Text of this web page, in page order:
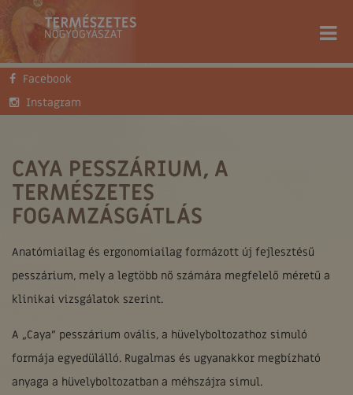
Facebook
Instagram
FŐOLDAL
CAYA PESSZÁRIUM, A TERMÉSZETES FOGAMZÁSGÁTLÁS
CAYA PESSZÁRIUM, A
TERMÉSZETES
FOGAMZÁSGÁTLÁS
Anatómiailag és ergonomiailag formázott új fejlesztésű
pesszárium, mely a legtöbb nő számára megfelelő méretű a
klinikai vizsgálatok szerint.
A „Caya” pesszárium ovális, a hüvelyboltozathoz simuló
formája egyedülálló. Rugalmas és ugyanakkor megbízható
anyaga a hüvelyboltozatban a méhszájra simul.